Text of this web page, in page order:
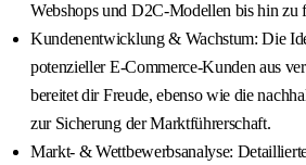
Webshops und D2C-Modellen bis hin zu
Kundenentwicklung & Wachstum: Die
potenzieller E-Commerce-Kunden aus
bereitet dir Freude, ebenso wie die
zur Sicherung der Marktführerschaft.
Markt- & Wettbewerbsanalyse: